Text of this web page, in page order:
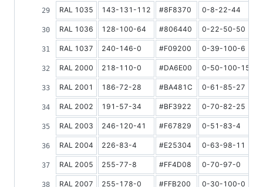
RAL 1035 143-131-112 #8F8370 0-8-22-44
RAL 1036 128-100-64 #806440 0-22-50-50
RAL 1037 240-146-0 #F09200 0-39-100-6
RAL 2000 218-110-0 #DA6E00 0-50-100-15
RAL 2001 186-72-28 #BA481C 0-61-85-27
RAL 2002 191-57-34 #BF3922 0-70-82-25
RAL 2003 246-120-41 #F67829 0-51-83-4
RAL 2004 226-83-4 #E25304 0-63-98-11
RAL 2005 255-77-8 #FF4D08 0-70-97-0
RAL 2007 255-178-0 #FFB200 0-30-100-0